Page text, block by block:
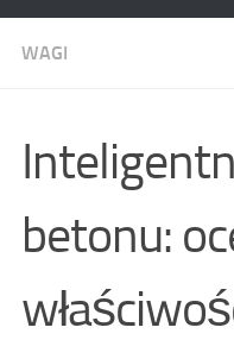
WAGI
betonu: